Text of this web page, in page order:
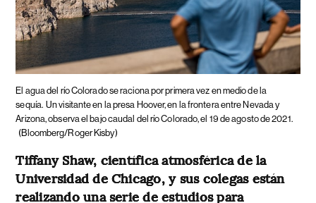
El agua del río Colorado se raciona por primera vez en medio de la
sequía. Un visitante en la presa Hoover, en la frontera entre Nevada y
Arizona, observa el bajo caudal del río Colorado, el 19 de agosto de 2021.
(Bloomberg/Roger Kisby)
Tiffany Shaw, científica atmosférica de la
Universidad de Chicago, y sus colegas están
realizando una serie de estudios para